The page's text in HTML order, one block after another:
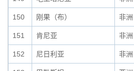
150 刚果（布） 非洲
151 肯尼亚 非洲
152 尼日利亚 非洲